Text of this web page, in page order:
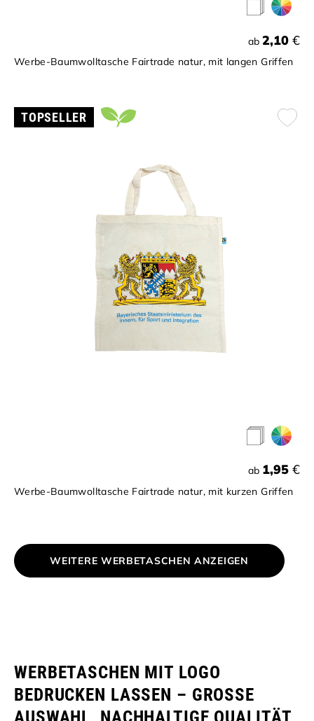
ab 2,10 €
Werbe-Baumwolltasche Fairtrade natur, mit langen Griffen
TOPSELLER
ab 1,95 €
Werbe-Baumwolltasche Fairtrade natur, mit kurzen Griffen
WEITERE WERBETASCHEN ANZEIGEN
WERBETASCHEN MIT LOGO
BEDRUCKEN LASSEN – GROSSE A
USWAHL, NACHHALTIGE QUALITÄT